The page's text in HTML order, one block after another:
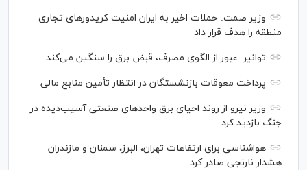
وزیر صمت: حملات اخیر به ایران امنیت کریدورهای تجاری
منطقه را هدف قرار داد
توانیر: عبور از الگوی مصرف، قبض برق را سنگین می‌کند
پرداخت معوقات بازنشستگان در انتظار تأمین منابع مالی
وزیر نیرو از روند احیای برق واحدهای صنعتی آسیب‌دیده در
جنگ بازدید کرد
هواشناسی برای ارتفاعات تهران، البرز، سمنان و مازندران
هشدار نارنجی صادر کرد